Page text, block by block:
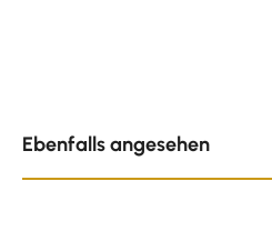
Ebenfalls angesehen